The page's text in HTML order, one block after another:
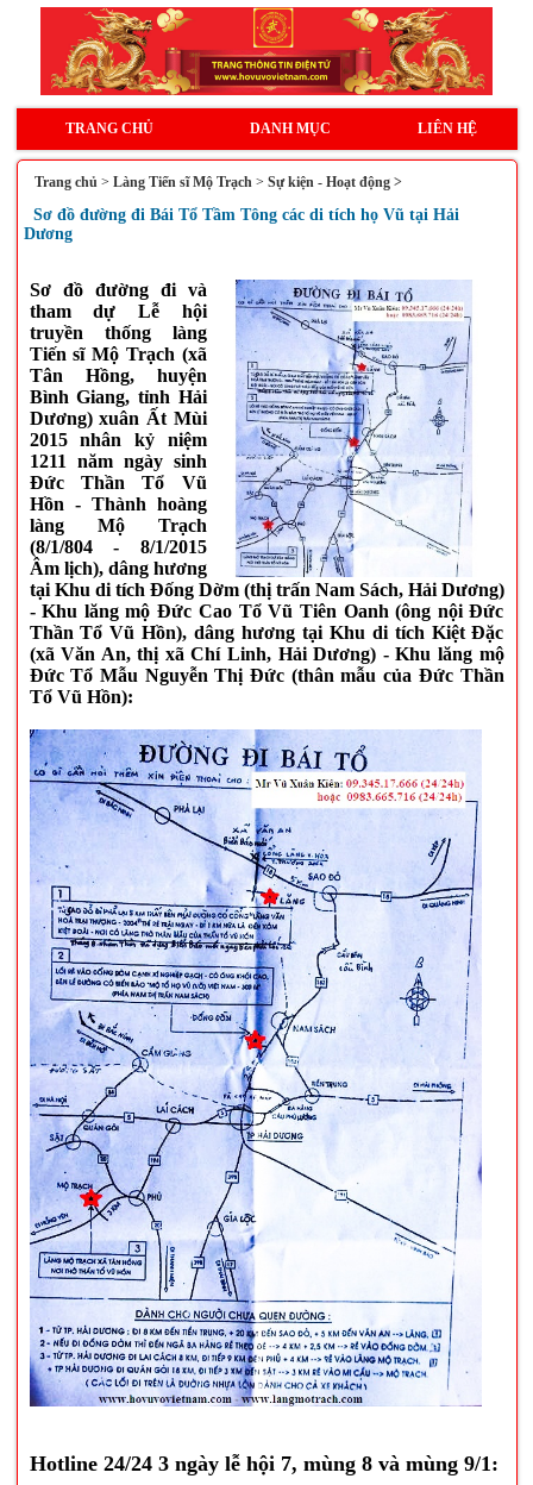
TRANG CHỦ DANH MỤC LIÊN HỆ
Trang chủ > Làng Tiến sĩ Mộ Trạch> Sự kiện - Hoạt động >
Sơ đồ đường đi Bái Tổ Tầm Tông các di tích họ Vũ tại Hải
Dương
Sơ đồ đường đi và
tham dự Lễ hội
truyền thống làng
Tiến sĩ Mộ Trạch (xã
Tân Hồng, huyện
Bình Giang, tỉnh Hải
Dương) xuân Ất Mùi
2015 nhân kỷ niệm
1211 năm ngày sinh
Đức Thần Tổ Vũ
Hồn - Thành hoàng
làng Mộ Trạch
(8/1/804 - 8/1/2015
Âm lịch), dâng hương
tại Khu di tích Đống Dờm (thị trấn Nam Sách, Hải Dương)
- Khu lăng mộ Đức Cao Tổ Vũ Tiên Oanh (ông nội Đức
Thần Tổ Vũ Hồn), dâng hương tại Khu di tích Kiệt Đặc
(xã Văn An, thị xã Chí Linh, Hải Dương) - Khu lăng mộ
Đức Tổ Mẫu Nguyễn Thị Đức (thân mẫu của Đức Thần
Tổ Vũ Hồn):
Hotline 24/24 3 ngày lễ hội 7, mùng 8 và mùng 9/1: